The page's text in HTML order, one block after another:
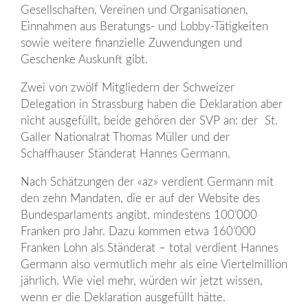
Gesellschaften, Vereinen und Organisationen,
Einnahmen aus Beratungs- und Lobby-Tätigkeiten
sowie weitere finanzielle Zuwendungen und
Geschenke Auskunft gibt.
Zwei von zwölf Mitgliedern der Schweizer
Delegation in Strassburg haben die Deklaration aber
nicht ausgefüllt, beide gehören der SVP an: der ­ St.
Galler Nationalrat Thomas Müller und der
Schaffhauser Ständerat Hannes Germann.
Nach Schätzungen der «az» verdient Germann mit
den zehn Mandaten, die er auf der Website des
Bundesparlaments angibt, mindestens 100’000
Franken pro Jahr. Dazu kommen etwa 160’000
Franken Lohn als Ständerat – total verdient Hannes
Germann also vermutlich mehr als eine Viertelmillion
jährlich. Wie viel mehr, würden wir jetzt wissen,
wenn er die Deklaration ausgefüllt hätte.